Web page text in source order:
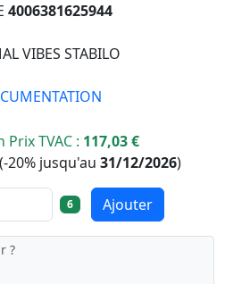
4006381625944
VIBES STABILO
TVAC : 117,03 €
-20%jusqu'au 31/12/2026)
6 Ajouter